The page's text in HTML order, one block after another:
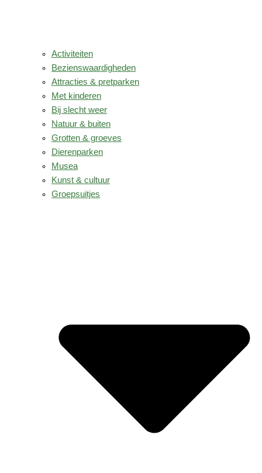
Activiteiten
Bezienswaardigheden
Attracties & pretparken
Met kinderen
Bij slecht weer
Natuur & buiten
Grotten & groeves
Dierenparken
Musea
Kunst & cultuur
Groepsuitjes